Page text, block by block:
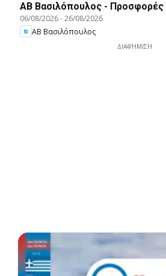
ΑΒ Βασιλόπουλος - Προσφορές
06/08/2026-26/08/2026
ΑΒ Βασιλόπουλος
ΔΙΑΦΉΜΙΣΗ